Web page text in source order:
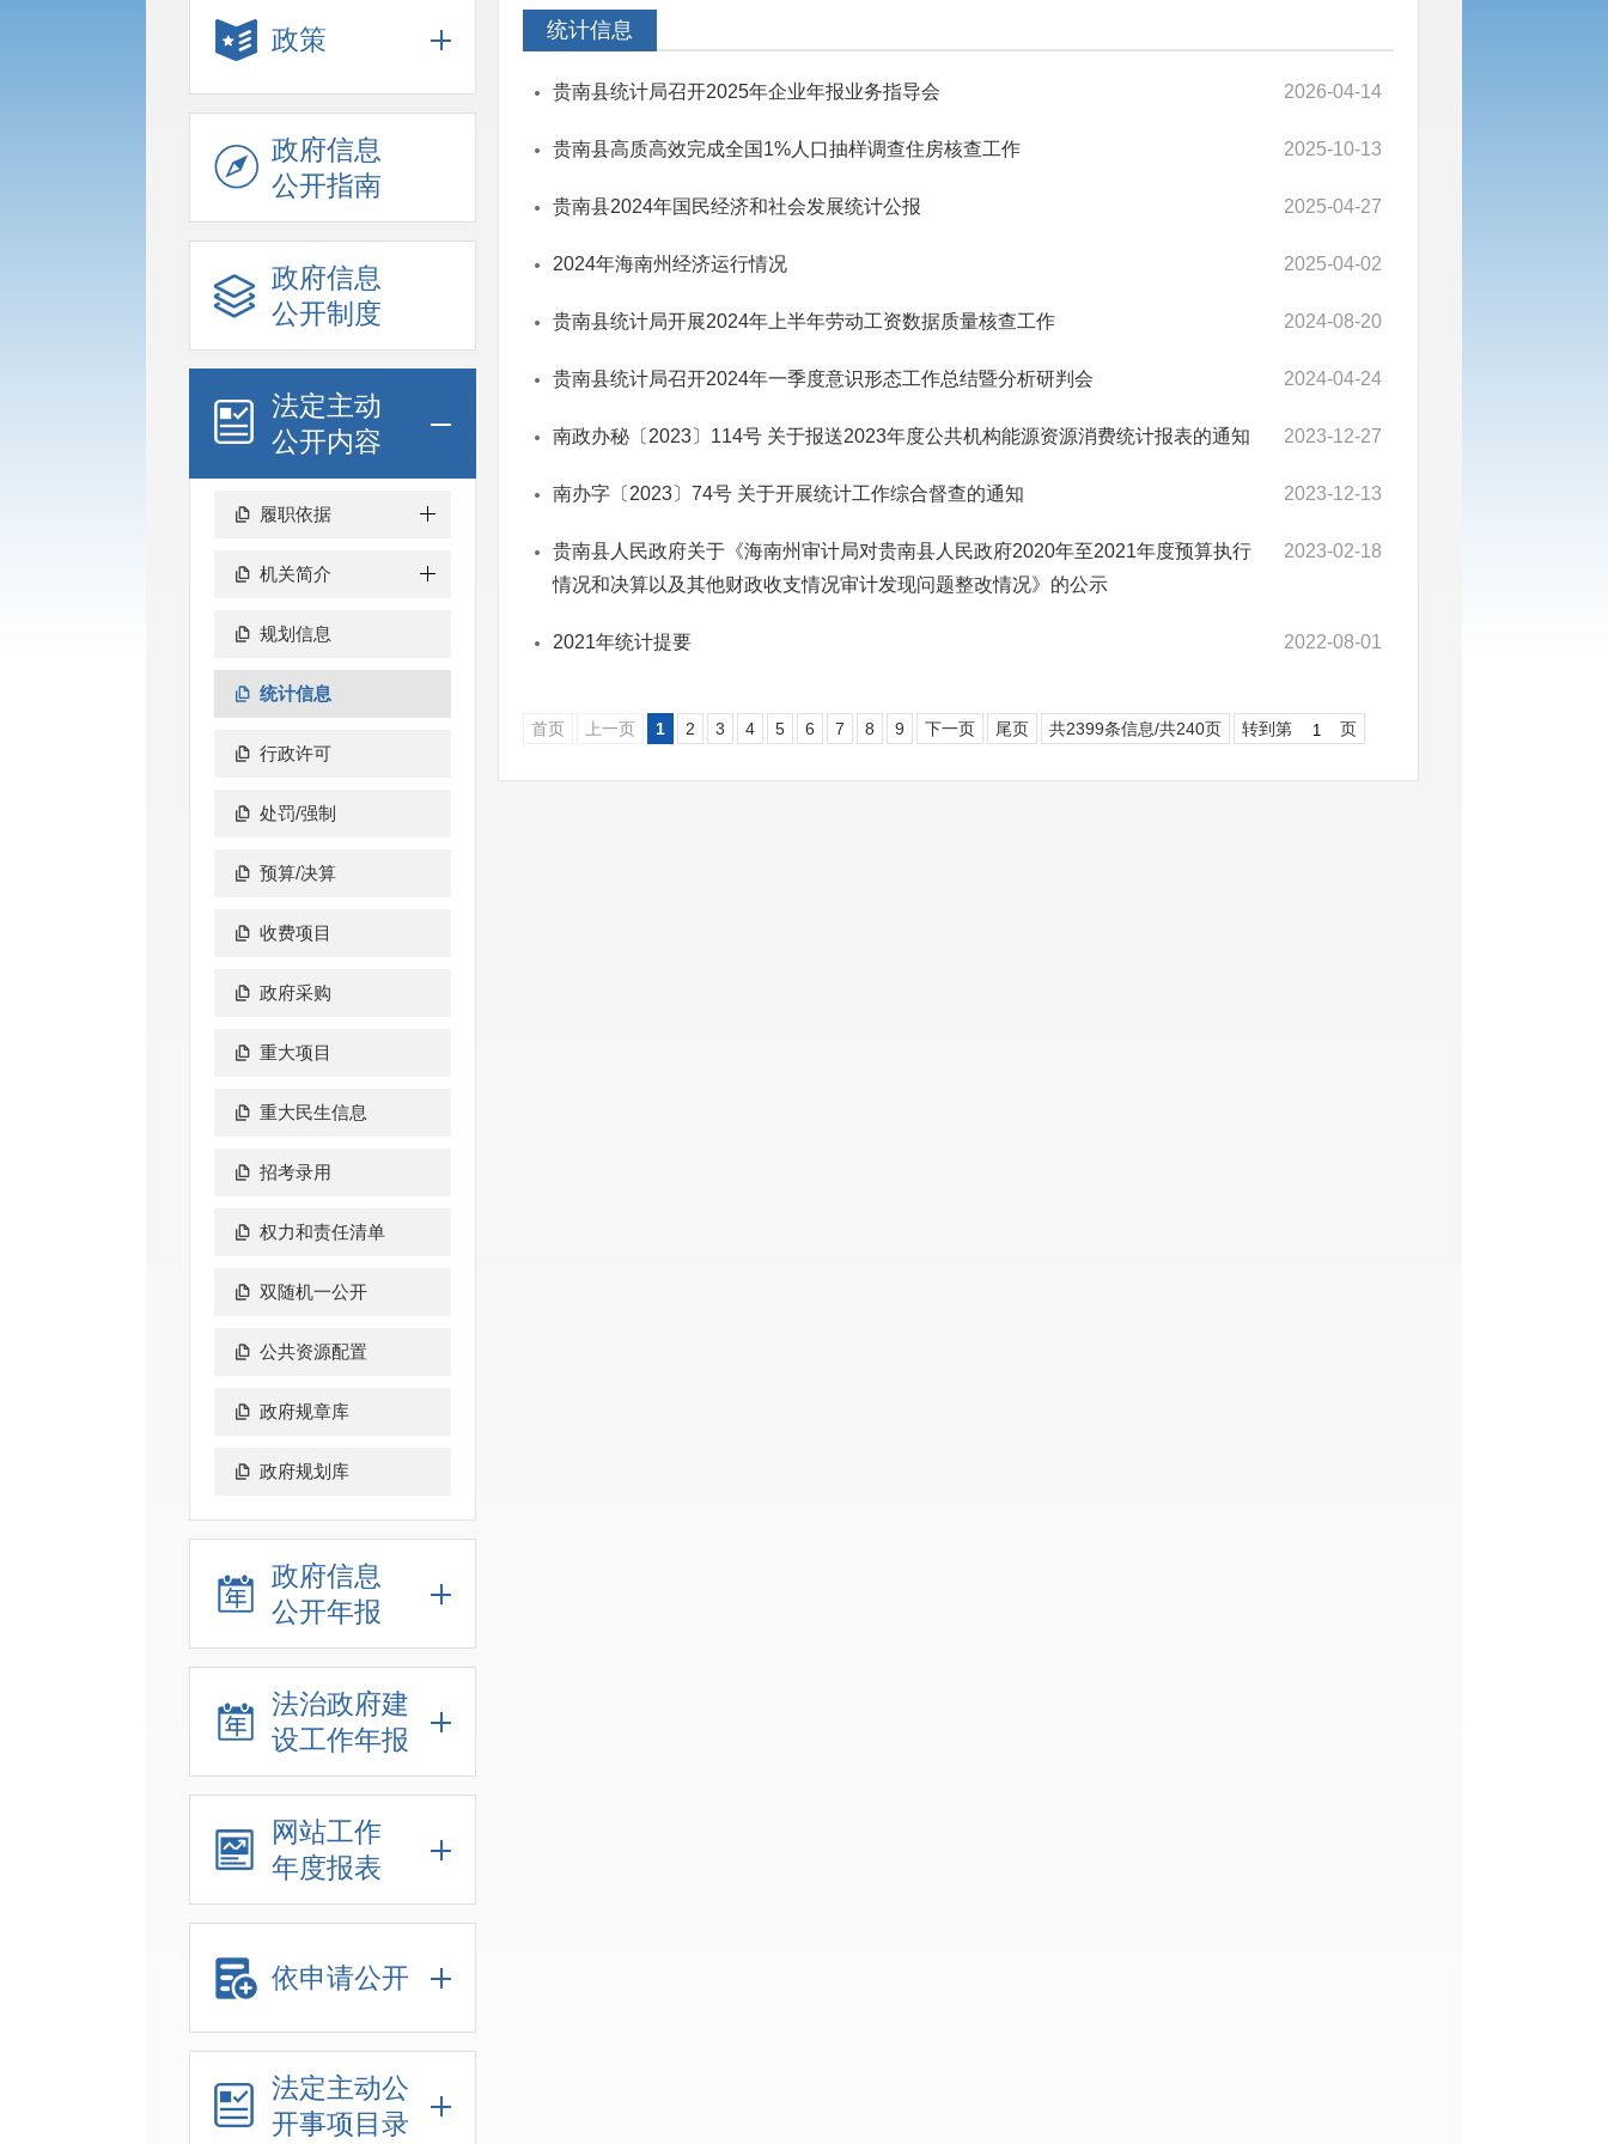
政策
政府信息
公开指南
政府信息
公开制度
法定主动
公开内容
履职依据
机关简介
规划信息
统计信息
行政许可
处罚/强制
预算/决算
收费项目
政府采购
重大项目
重大民生信息
招考录用
权力和责任清单
双随机一公开
公共资源配置
政府规章库
政府规划库
政府信息
公开年报
法治政府建
设工作年报
网站工作
年度报表
依申请公开
法定主动公
开事项目录
统计信息
2026-04-14
贵南县统计局召开2025年企业年报业务指导会
2025-10-13
贵南县高质高效完成全国1%人口抽样调查住房核查工作
2025-04-27
贵南县2024年国民经济和社会发展统计公报
2025-04-02
2024年海南州经济运行情况
2024-08-20
贵南县统计局开展2024年上半年劳动工资数据质量核查工作
2024-04-24
贵南县统计局召开2024年一季度意识形态工作总结暨分析研判会
2023-12-27
南政办秘〔2023〕114号 关于报送2023年度公共机构能源资源消费统计报表的通知
2023-12-13
南办字〔2023〕74号 关于开展统计工作综合督查的通知
2023-02-18
贵南县人民政府关于《海南州审计局对贵南县人民政府2020年至2021年度预算执行
情况和决算以及其他财政收支情况审计发现问题整改情况》的公示
2022-08-01
2021年统计提要
首页 上一页 1 2 3 4 5 6 7 8 9 下一页 尾页 共2399条信息/共240页 转到第 页